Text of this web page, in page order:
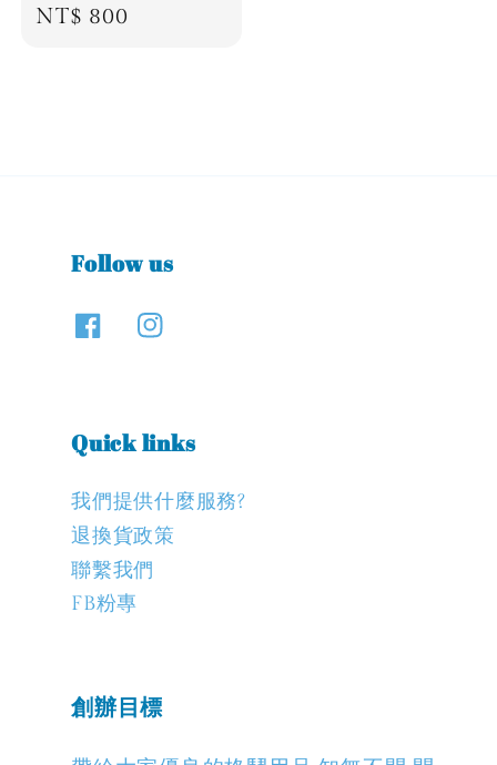
Regular
NT$ 800
Follow us
Quick links
我們提供什麼服務?
退換貨政策
聯繫我們
FB粉專
創辦目標